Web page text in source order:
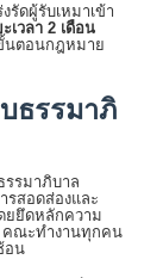
รัดผู้รับเหมาเข้า
เวลา 2 เดือน
นตอนกฎหมาย
ธรรมาภิ
รรมาภิบาล
รสอดส่องและ
ยยึดหลักความ
คณะทำงานทุกคน
อน